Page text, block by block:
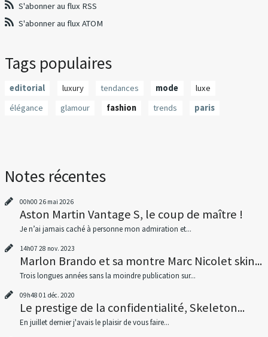
S'abonner au flux RSS
S'abonner au flux ATOM
Tags populaires
editorial luxury tendances mode
luxe
élégance
glamour fashion trends paris
Notes récentes
00h00 26 mai 2026
Aston Martin Vantage S, le coup de maître !
Je n’ai jamais caché à personne mon admiration et...
14h07 28 nov. 2023
Marlon Brando et sa montre Marc Nicolet skin...
Trois longues années sans la moindre publication sur...
09h48 01 déc. 2020
Le prestige de la confidentialité, Skeleton...
En juillet dernier j'avais le plaisir de vous faire...